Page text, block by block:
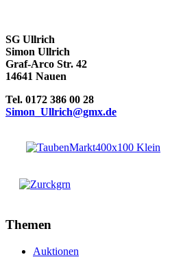
SG Ullrich
Simon Ullrich
Graf-Arco Str. 42
14641 Nauen
Tel. 0172 386 00 28
Simon_Ullrich@gmx.de
Themen
Auktionen